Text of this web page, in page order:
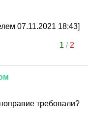
07.11.2021 18:43]
1 / 2
требовали?